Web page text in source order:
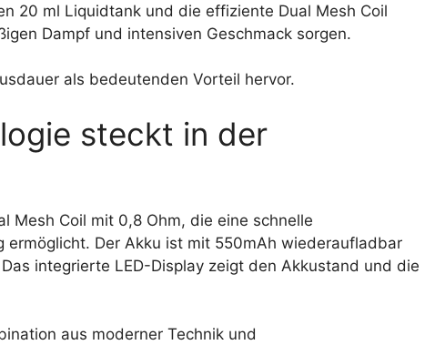
20 ml Liquidtank und die effiziente Dual Mesh Coil
Dampf und intensiven Geschmack sorgen.
als bedeutenden Vorteil hervor.
steckt in der
Mesh Coil mit 0,8 Ohm, die eine schnelle
ermöglicht. Der Akku ist mit 550mAh wiederaufladbar
integrierte LED-Display zeigt den Akkustand und die
aus moderner Technik und